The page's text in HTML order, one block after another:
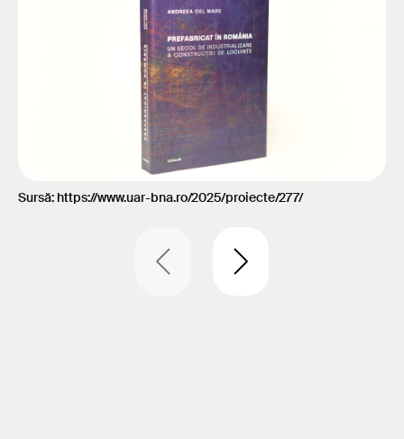
Sursă: https://www.uar-bna.ro/2025/proiecte/277/